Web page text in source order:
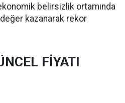
belirsizlik ortamında
değer kazanarak rekor
FİYATI